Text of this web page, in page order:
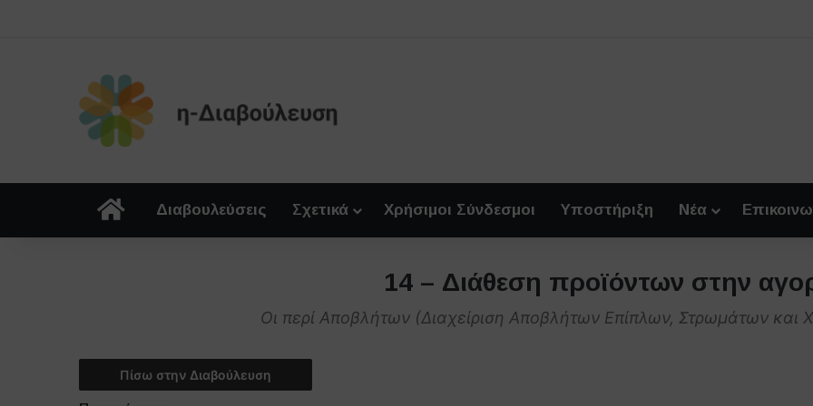
ΑρχικήΔιαβουλεύσεις Σχετικά Χρήσιμοι Σύνδεσμοι Υποστήριξη Νέα
14 – Διάθεση προϊόντων στην
Οι περί Αποβλήτων (Διαχείριση Αποβλήτων Επίπλων, Στρωμάτων και
Πίσω στην Διαβούλευση